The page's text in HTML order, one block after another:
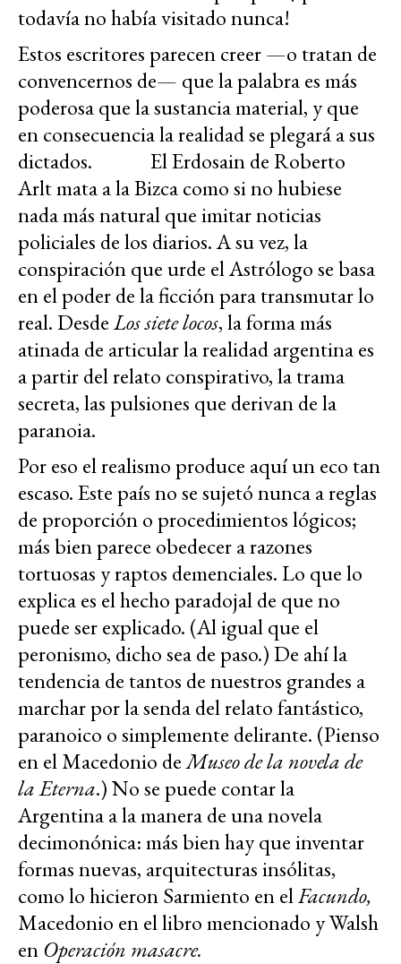
todavía no había visitado nunca!
Estos escritores parecen creer —o tratan de
convencernos de— que la palabra es más
poderosa que la sustancia material, y que
en consecuencia la realidad se plegará a sus
dictados. El Erdosain de Roberto
Arlt mata a la Bizca como si no hubiese
nada más natural que imitar noticias
policiales de los diarios. A su vez, la
conspiración que urde el Astrólogo se basa
en el poder de la ficción para transmutar lo
real. DesdeLos siete locos, la forma más
atinada de articular la realidad argentina es
a partir del relato conspirativo, la trama
secreta, las pulsiones que derivan de la
paranoia.
Por eso el realismo produce aquí un eco tan
escaso. Este país no se sujetó nunca a reglas
de proporción o procedimientos lógicos;
más bien parece obedecer a razones
tortuosas y raptos demenciales. Lo que lo
explica es el hecho paradojal de que no
puede ser explicado. (Al igual que el
peronismo, dicho sea de paso.) De ahí la
tendencia de tantos de nuestros grandes a
marchar por la senda del relato fantástico,
paranoico o simplemente delirante. (Pienso
en el Macedonio deMuseo de la novela de
la Eterna.) No se puede contar la
Argentina a la manera de una novela
decimonónica: más bien hay que inventar
formas nuevas, arquitecturas insólitas,
como lo hicieron Sarmiento en elFacundo,
Macedonio en el libro mencionado y Walsh
en Operación masacre.